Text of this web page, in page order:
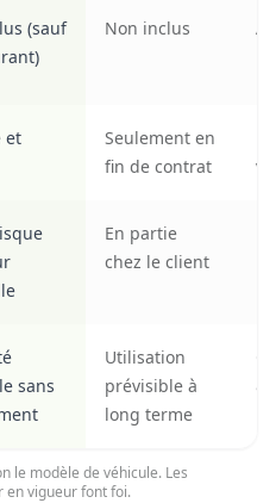
(sauf
Non inclus À
et
Seulement en
fin de contrat
En partie
chez le client
sans
Utilisation
prévisible à
long terme
&
le modèle de véhicule. Les
en vigueur font foi.